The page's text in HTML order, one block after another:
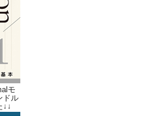
モ
ドル
↓↓